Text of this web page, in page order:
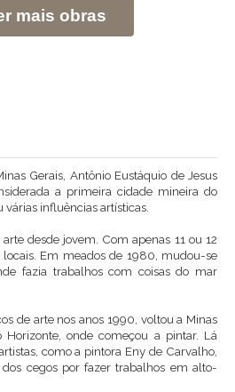
mais obras
Gerais, Antônio Eustáquio de Jesus
a primeira cidade mineira do
influências artísticas.
desde jovem. Com apenas 11 ou 12
Em meados de 1980, mudou-se
fazia trabalhos com coisas do mar
de arte nos anos 1990, voltou a Minas
onde começou a pintar. Lá
como a pintora Eny de Carvalho,
cegos por fazer trabalhos em alto-